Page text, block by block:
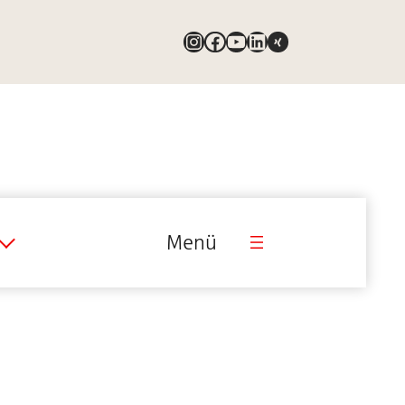
InstagramFacebook YouTube LinkedIn Link
Menü